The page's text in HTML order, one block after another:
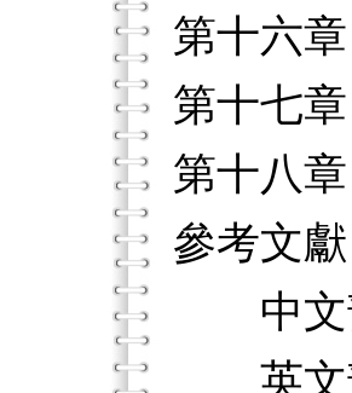
第十六
第十七
第十八
參考文獻
中文
英文